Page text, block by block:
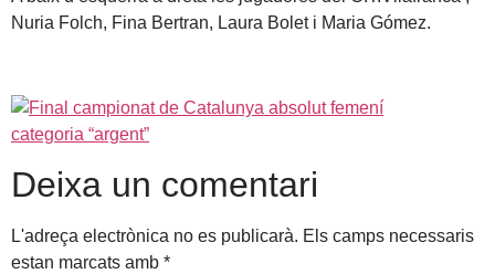
Nuria Folch, Fina Bertran, Laura Bolet i Maria Gómez.
Deixa un comentari
L'adreça electrònica no es publicarà. Els camps necessaris
estan marcats amb *